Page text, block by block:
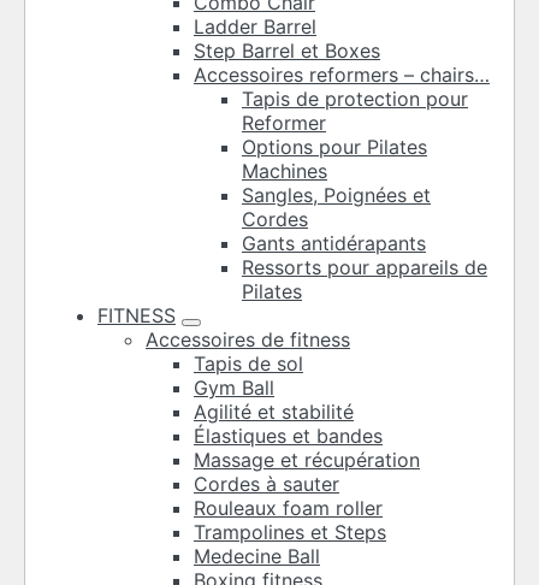
Ladder Barrel
Step Barrel et Boxes
Accessoires reformers – chairs…
Tapis de protection pour
Reformer
Options pour Pilates
Machines
Sangles, Poignées et
Cordes
Gants antidérapants
Ressorts pour appareils de
Pilates
FITNESS
Accessoires de fitness
Tapis de sol
Gym Ball
Agilité et stabilité
Élastiques et bandes
Massage et récupération
Cordes à sauter
Rouleaux foam roller
Trampolines et Steps
Medecine Ball